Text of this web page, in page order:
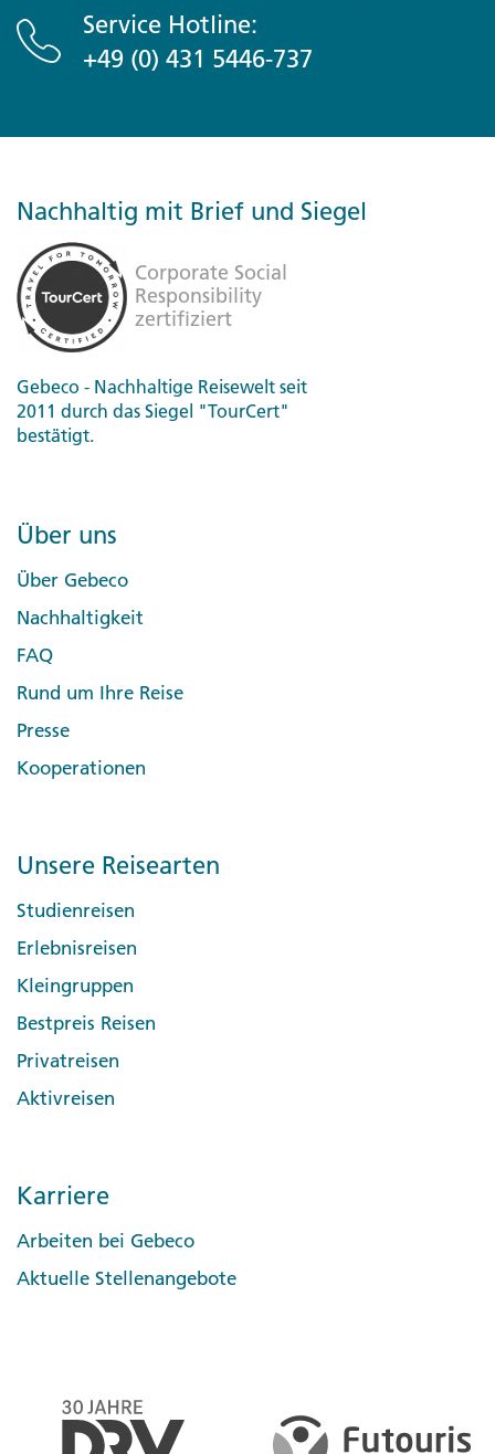
Service Hotline:
+49 (0) 431 5446-737
Nachhaltig mit Brief und Siegel
Gebeco - Nachhaltige Reisewelt seit
2011 durch das Siegel "TourCert"
bestätigt.
Über uns
Über Gebeco
Nachhaltigkeit
FAQ
Rund um Ihre Reise
Presse
Kooperationen
Unsere Reisearten
Studienreisen
Erlebnisreisen
Kleingruppen
Bestpreis Reisen
Privatreisen
Aktivreisen
Karriere
Arbeiten bei Gebeco
Aktuelle Stellenangebote